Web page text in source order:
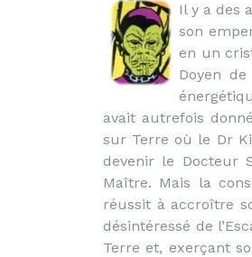
Il y a des
son
en un
Doyen
avait autrefois
sur Terre où le Dr
devenir le Docteur
Maître. Mais la
réussit à accroître
désintéressé de
Terre et, exerçant